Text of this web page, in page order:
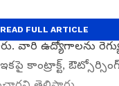
రాష్ట్రంలోని 9350
వారి ఉద్యోగాలను
కాంట్రాక్ట్,
READ FULL ARTICLE